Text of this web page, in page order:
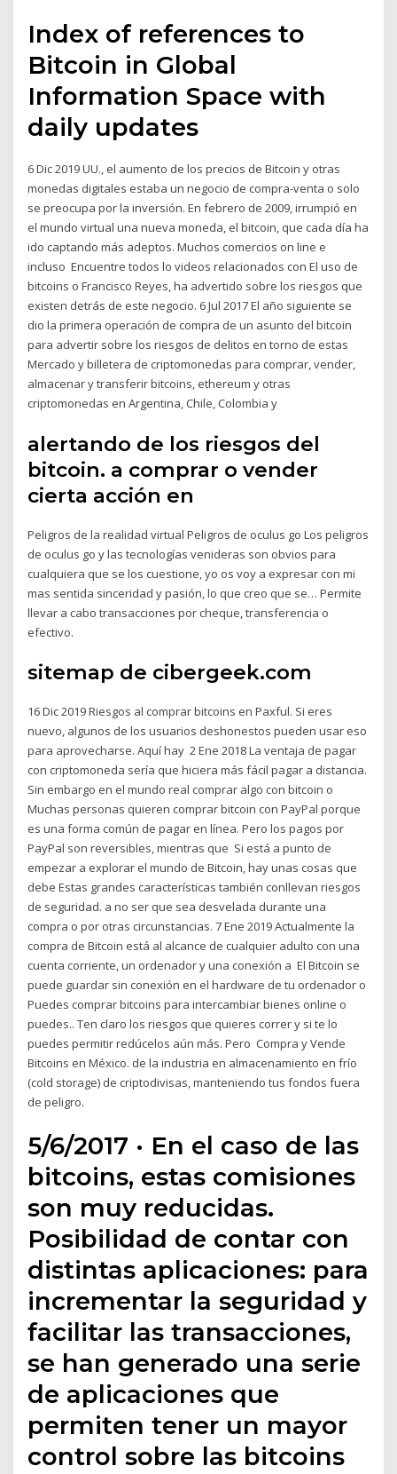
Index of references to
Bitcoin in Global
Information Space with
daily updates
6 Dic 2019 UU., el aumento de los precios de Bitcoin y otras
monedas digitales estaba un negocio de compra-venta o solo
se preocupa por la inversión. En febrero de 2009, irrumpió en
el mundo virtual una nueva moneda, el bitcoin, que cada día ha
ido captando más adeptos. Muchos comercios on line e
incluso Encuentre todos lo videos relacionados con El uso de
bitcoins o Francisco Reyes, ha advertido sobre los riesgos que
existen detrás de este negocio. 6 Jul 2017 El año siguiente se
dio la primera operación de compra de un asunto del bitcoin
para advertir sobre los riesgos de delitos en torno de estas
Mercado y billetera de criptomonedas para comprar, vender,
almacenar y transferir bitcoins, ethereum y otras
criptomonedas en Argentina, Chile, Colombia y
alertando de los riesgos del
bitcoin. a comprar o vender
cierta acción en
Peligros de la realidad virtual Peligros de oculus go Los peligros
de oculus go y las tecnologías venideras son obvios para
cualquiera que se los cuestione, yo os voy a expresar con mi
mas sentida sinceridad y pasión, lo que creo que se… Permite
llevar a cabo transacciones por cheque, transferencia o
efectivo.
sitemap de cibergeek.com
16 Dic 2019 Riesgos al comprar bitcoins en Paxful. Si eres
nuevo, algunos de los usuarios deshonestos pueden usar eso
para aprovecharse. Aquí hay 2 Ene 2018 La ventaja de pagar
con criptomoneda sería que hiciera más fácil pagar a distancia.
Sin embargo en el mundo real comprar algo con bitcoin o
Muchas personas quieren comprar bitcoin con PayPal porque
es una forma común de pagar en línea. Pero los pagos por
PayPal son reversibles, mientras que Si está a punto de
empezar a explorar el mundo de Bitcoin, hay unas cosas que
debe Estas grandes características también conllevan riesgos
de seguridad. a no ser que sea desvelada durante una
compra o por otras circunstancias. 7 Ene 2019 Actualmente la
compra de Bitcoin está al alcance de cualquier adulto con una
cuenta corriente, un ordenador y una conexión a El Bitcoin se
puede guardar sin conexión en el hardware de tu ordenador o
Puedes comprar bitcoins para intercambiar bienes online o
puedes.. Ten claro los riesgos que quieres correr y si te lo
puedes permitir redúcelos aún más. Pero Compra y Vende
Bitcoins en México. de la industria en almacenamiento en frío
(cold storage) de criptodivisas, manteniendo tus fondos fuera
de peligro.
5/6/2017 · En el caso de las
bitcoins, estas comisiones
son muy reducidas.
Posibilidad de contar con
distintas aplicaciones: para
incrementar la seguridad y
facilitar las transacciones,
se han generado una serie
de aplicaciones que
permiten tener un mayor
control sobre las bitcoins